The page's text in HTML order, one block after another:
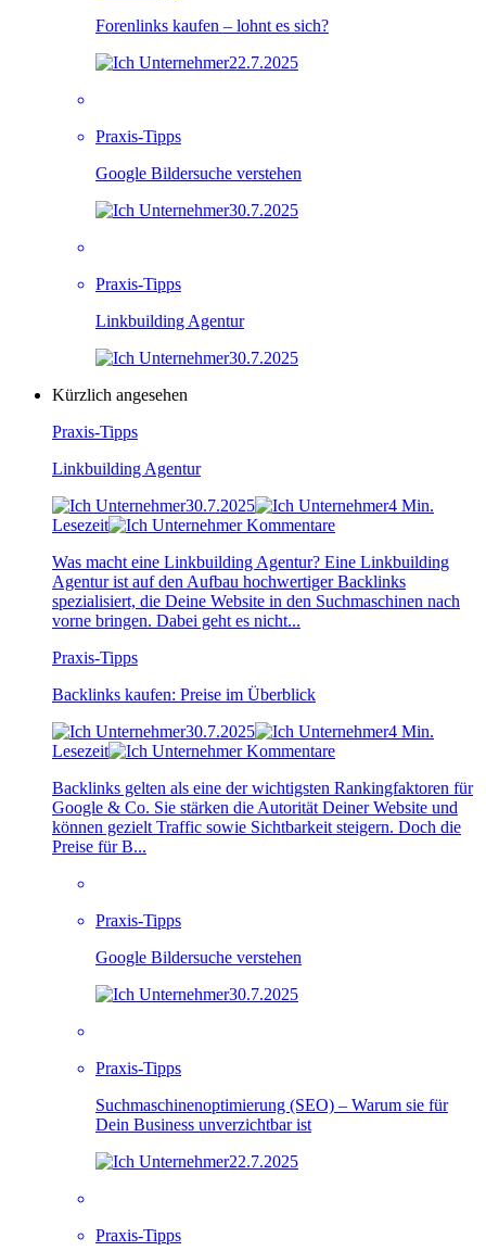
Forenlinks kaufen – lohnt es sich?
22.7.2025
Praxis-Tipps
Google Bildersuche verstehen
30.7.2025
Praxis-Tipps
Linkbuilding Agentur
30.7.2025
Kürzlich angesehen
Praxis-Tipps
Linkbuilding Agentur
30.7.2025
4 Min.
Lesezeit
Kommentare
Was macht eine Linkbuilding Agentur? Eine Linkbuilding
Agentur ist auf den Aufbau hochwertiger Backlinks
spezialisiert, die Deine Website in den Suchmaschinen nach
vorne bringen. Dabei geht es nicht...
Praxis-Tipps
Backlinks kaufen: Preise im Überblick
30.7.2025
4 Min.
Lesezeit
Kommentare
Backlinks gelten als eine der wichtigsten Rankingfaktoren für
Google & Co. Sie stärken die Autorität Deiner Website und
können gezielt Traffic sowie Sichtbarkeit steigern. Doch die
Preise für B...
Praxis-Tipps
Google Bildersuche verstehen
30.7.2025
Praxis-Tipps
Suchmaschinenoptimierung (SEO) – Warum sie für
Dein Business unverzichtbar ist
22.7.2025
Praxis-Tipps